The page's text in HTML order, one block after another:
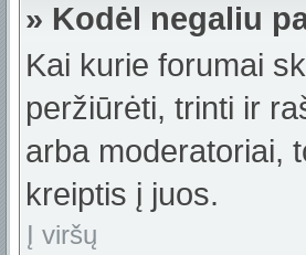
» Kodėl negaliu
Kai kurie forumai
peržiūrėti, trinti ir
arba moderatoriai,
kreiptis į juos.
Į viršų